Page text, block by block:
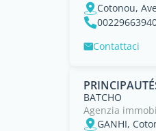
Cotonou,
Contattaci
BATCHO
Agenzia
GANHI,